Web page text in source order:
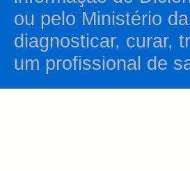
ou pelo Ministério
diagnosticar, curar,
um profissional de